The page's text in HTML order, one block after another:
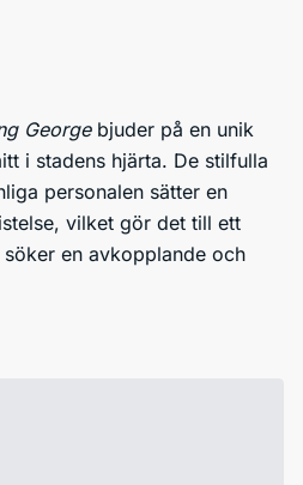
Georgebjuder på en unik
i stadens hjärta. De stilfulla
personalen sätter en
vilket gör det till ett
en avkopplande och